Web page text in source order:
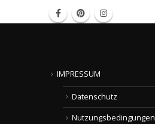
IMPRESSUM
Datenschutz
Nutzungsbedingungen